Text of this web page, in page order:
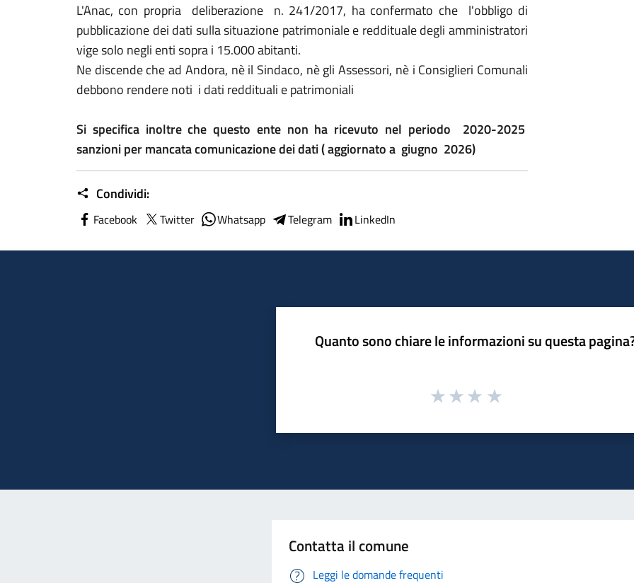
L'Anac, con propria deliberazione n. 241/2017, ha confermato che l'obbligo di
pubblicazione dei dati sulla situazione patrimoniale e reddituale degli amministratori
vige solo negli enti sopra i 15.000 abitanti.
Ne discende che ad Andora, nè il Sindaco, nè gli Assessori, nè i Consiglieri Comunali
debbono rendere noti i dati reddituali e patrimoniali
Si specifica inoltre che questo ente non ha ricevuto nel periodo 2020-2025
sanzioni per mancata comunicazione dei dati ( aggiornato a giugno 2026)
Condividi:
Facebook Twitter Whatsapp Telegram LinkedIn
Quanto sono chiare le informazioni su questa
Contatta il comune
Leggi le domande frequenti